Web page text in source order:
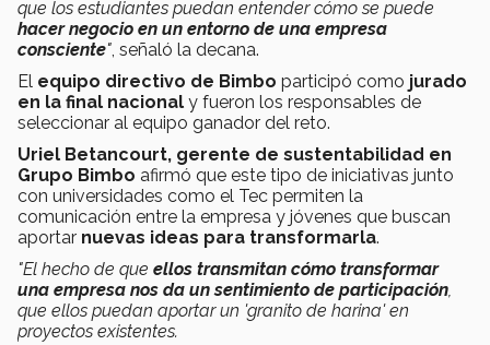
que los estudiantes puedan entendercómo se puede
hacer negocio en un entorno de una empresa
consciente", señaló la decana.
El equipo directivo de Bimbo participó como jurado
en la final nacional y fueron los responsables de
seleccionar al equipo ganador del reto.
Uriel Betancourt, gerente de sustentabilidad en
Grupo Bimbo afirmó que este tipo de iniciativas junto
con universidades como el Tec permiten la
comunicación entre la empresa y jóvenes que buscan
aportar nuevas ideas para transformarla.
"El hecho de que ellos transmitan cómo transformar
una empresa nos da un sentimiento de participación,
que ellos puedan aportar un 'granito de harina' en
proyectos existentes.